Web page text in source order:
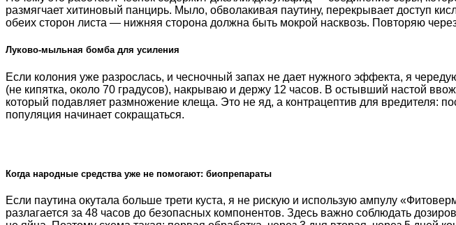
размягчает хитиновый панцирь. Мыло, обволакивая паутину, перекрывает доступ
обеих сторон листа — нижняя сторона должна быть мокрой насквозь. Повторяю
Луково-мыльная бомба для усиления
Если колония уже разрослась, и чесночный запах не дает нужного эффекта, я
(не кипятка, около 70 градусов), накрываю и держу 12 часов. В остывший настой
который подавляет размножение клеща. Это не яд, а контрацептив для вредителя:
популяция начинает сокращаться.
Когда народные средства уже не помогают: биопрепараты
Если паутина окутала больше трети куста, я не рискую и использую ампулу
разлагается за 48 часов до безопасных компонентов. Здесь важно соблюдать